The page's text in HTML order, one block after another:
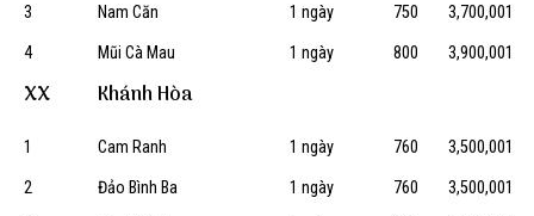
3
Nam Căn 1 ngày 750
3,700,001
4
Mũi Cà Mau 1 ngày 800 3,900,001
XX Khánh Hòa
1 Cam Ranh 1 ngày 760
3,500,001
2
Đảo Bình Ba 1 ngày 760
3,500,001